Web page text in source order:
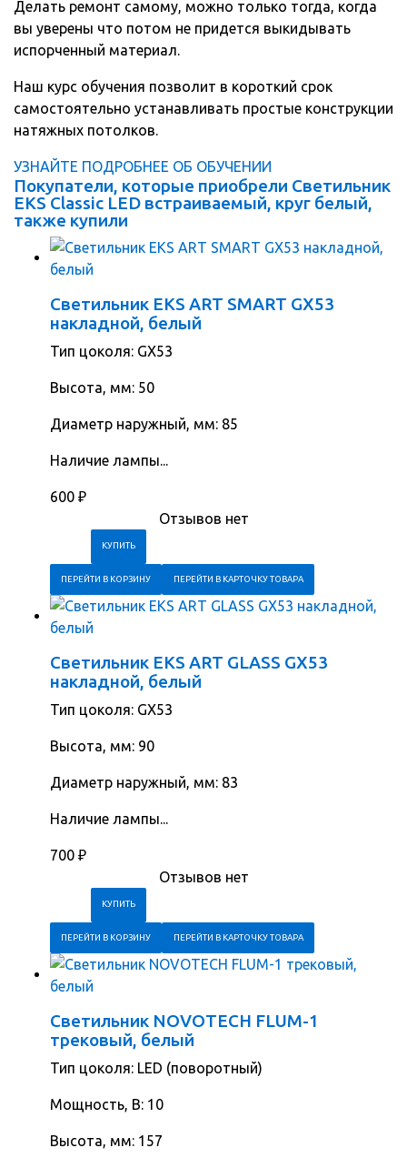
Делать ремонт самому, можно только тогда, когда
вы уверены что потом не придется выкидывать
испорченный материал.
Наш курс обучения позволит в короткий срок
самостоятельно устанавливать простые конструкции
натяжных потолков.
УЗНАЙТЕ ПОДРОБНЕЕ ОБ ОБУЧЕНИИ
Покупатели, которые приобрели Светильник
EKS Classic LED встраиваемый, круг белый,
также купили
Светильник EKS ART SMART GX53
накладной, белый
Тип цоколя: GX53
Высота, мм: 50
Диаметр наружный, мм: 85
Наличие лампы...
600 ₽
Отзывов нет
ПЕРЕЙТИ В КОРЗИНУ ПЕРЕЙТИ В КАРТОЧКУ ТОВАРА
Светильник EKS ART GLASS GX53
накладной, белый
Тип цоколя: GX53
Высота, мм: 90
Диаметр наружный, мм: 83
Наличие лампы...
700 ₽
Отзывов нет
ПЕРЕЙТИ В КОРЗИНУ ПЕРЕЙТИ В КАРТОЧКУ ТОВАРА
Светильник NOVOTECH FLUM-1
трековый, белый
Тип цоколя: LED (поворотный)
Мощность, В: 10
Высота, мм: 157